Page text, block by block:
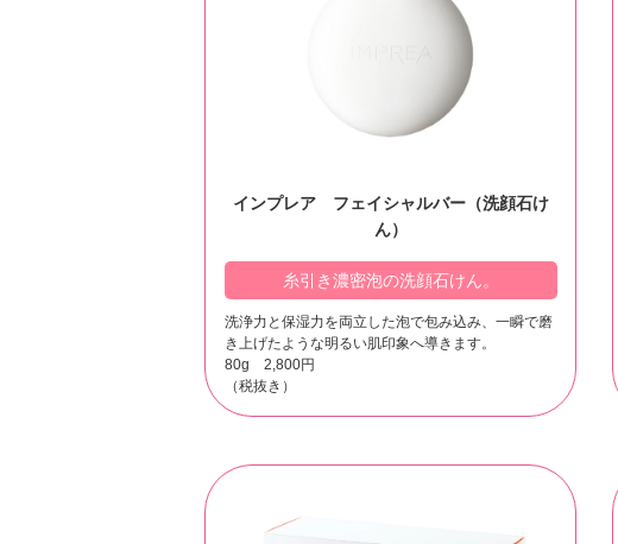
インプレア フェイシャルバー（洗顔石け
ん）
糸引き濃密泡の洗顔石けん。
洗浄力と保湿力を両立した泡で包み込み、一瞬で磨
き上げたような明るい肌印象へ導きます。
80g 2,800円
（税抜き）